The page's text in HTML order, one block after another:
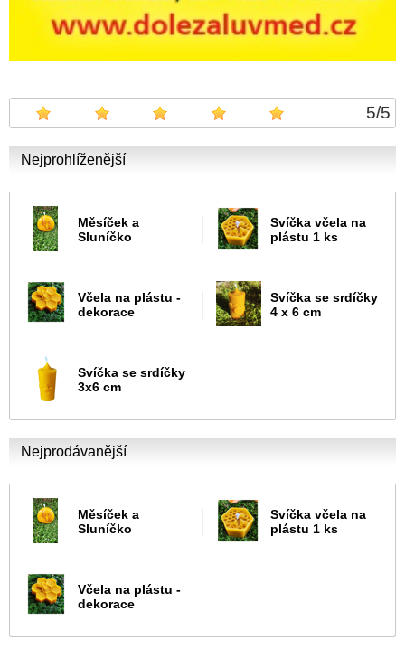
5/5
Nejprohlíženější
Měsíček a
Sluníčko
Svíčka včela na
plástu 1 ks
Včela na plástu -
dekorace
Svíčka se srdíčky
4 x 6 cm
Svíčka se srdíčky
3x6 cm
Nejprodávanější
Měsíček a
Sluníčko
Svíčka včela na
plástu 1 ks
Včela na plástu -
dekorace